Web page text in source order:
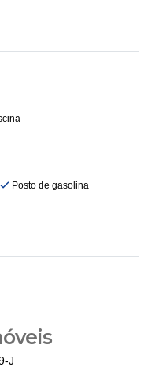
Posto de gasolina
J